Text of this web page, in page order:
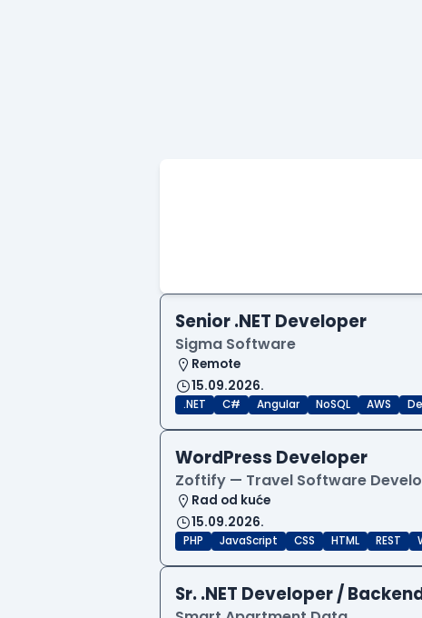
Senior .NET Developer
Sigma Software
Remote
15.09.2026.
.NET C# Angular NoSQL AWS
WordPress Developer
Zoftify — Travel Software
Rad od kuće
15.09.2026.
PHP JavaScript CSS HTML REST
Sr. .NET Developer /